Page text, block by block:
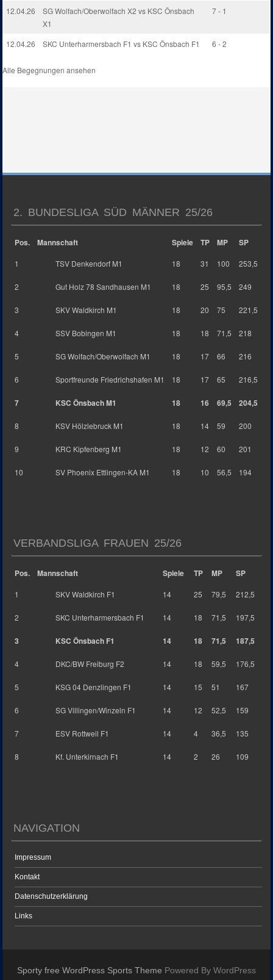
12.04.26
SG Wolfach/Oberwolfach X2 vs KSC Önsbach
X1
7 - 1
12.04.26 SKC Unterharmersbach F1 vs KSC Önsbach F1 6 - 2
Alle Begegnungen ansehen
2. BUNDESLIGA SÜD MÄNNER 25/26
Pos. Mannschaft Spiele TP MP SP
1 TSV Denkendorf M1 18 31 100 253,5
2 Gut Holz 78 Sandhausen M1 18 25 95,5 249
3 SKV Waldkirch M1 18 20 75 221,5
4 SSV Bobingen M1 18 18 71,5 218
5 SG Wolfach/Oberwolfach M1 18 17 66 216
6 Sportfreunde Friedrichshafen M1 18 17 65 216,5
7 KSC Önsbach M1 18 16 69,5 204,5
8 KSV Hölzlebruck M1 18 14 59 200
9 KRC Kipfenberg M1 18 12 60 201
10 SV Phoenix Ettlingen-KA M1 18 10 56,5 194
VERBANDSLIGA FRAUEN 25/26
Pos. Mannschaft Spiele TP MP SP
1 SKV Waldkirch F1 14 25 79,5 212,5
2 SKC Unterharmersbach F1 14 18 71,5 197,5
3 KSC Önsbach F1 14 18 71,5 187,5
4 DKC/BW Freiburg F2 14 18 59,5 176,5
5 KSG 04 Denzlingen F1 14 15 51 167
6 SG Villingen/Winzeln F1 14 12 52,5 159
7 ESV Rottweil F1 14 4 36,5 135
8 Kf. Unterkirnach F1 14 2 26 109
NAVIGATION
Impressum
Kontakt
Datenschutzerklärung
Links
Sporty free WordPress Sports Theme Powered By WordPress